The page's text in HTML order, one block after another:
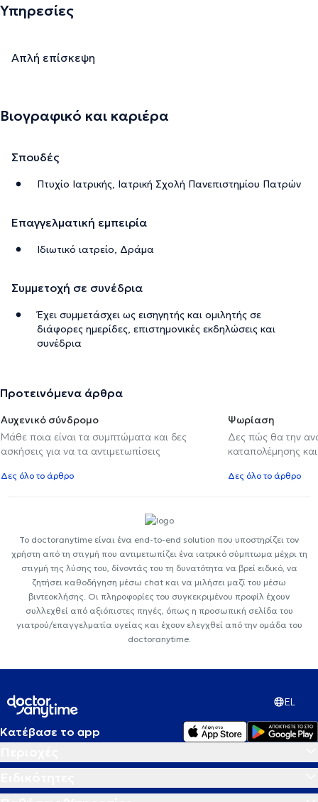
Υπηρεσίες
Απλή επίσκεψη
Βιογραφικό και καριέρα
Σπουδές
Πτυχίο Ιατρικής, Ιατρική Σχολή Πανεπιστημίου Πατρών
Επαγγελματική εμπειρία
Ιδιωτικό ιατρείο, Δράμα
Συμμετοχή σε συνέδρια
Έχει συμμετάσχει ως εισηγητής και ομιλητής σε
διάφορες ημερίδες, επιστημονικές εκδηλώσεις και
συνέδρια
Προτεινόμενα άρθρα
Αυχενικό σύνδρομο
Μάθε ποια είναι τα συμπτώματα και δες
ασκήσεις για να τα αντιμετωπίσεις
Δες όλο το άρθρο
Ψωρίαση
Δες πώς θα την
καταπολέμησης
Δες όλο το άρθρο
Το doctoranytime είναι ένα end-to-end solution που υποστηρίζει τον
χρήστη από τη στιγμή που αντιμετωπίζει ένα ιατρικό σύμπτωμα μέχρι τη
στιγμή της λύσης του, δίνοντάς του τη δυνατότητα να βρεί ειδικό, να
ζητήσει καθοδήγηση μέσω chat και να μιλήσει μαζί του μέσω
βιντεοκλήσης. Οι πληροφορίες του συγκεκριμένου προφίλ έχουν
συλλεχθεί από αξιόπιστες πηγές, όπως η προσωπική σελίδα του
γιατρού/επαγγελματία υγείας και έχουν ελεγχθεί από την ομάδα του
doctoranytime.
EL
Κατέβασε το app